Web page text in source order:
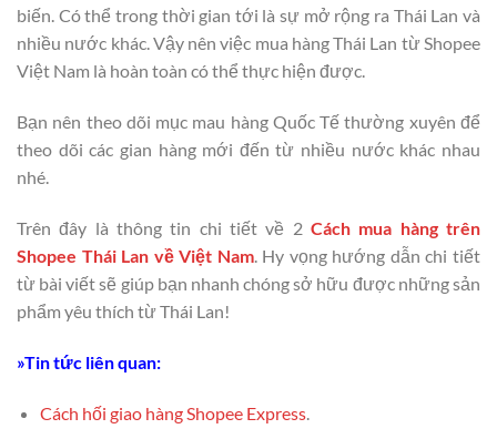
biến. Có thể trong thời gian tới là sự mở rộng ra Thái Lan và
nhiều nước khác. Vậy nên việc mua hàng Thái Lan từ Shopee
Việt Nam là hoàn toàn có thể thực hiện được.
Bạn nên theo dõi mục mau hàng Quốc Tế thường xuyên để
theo dõi các gian hàng mới đến từ nhiều nước khác nhau
nhé.
Trên đây là thông tin chi tiết về 2 Cách mua hàng trên
Shopee Thái Lan về Việt Nam. Hy vọng hướng dẫn chi tiết
từ bài viết sẽ giúp bạn nhanh chóng sở hữu được những sản
phẩm yêu thích từ Thái Lan!
»Tin tức liên quan:
Cách hối giao hàng Shopee Express.